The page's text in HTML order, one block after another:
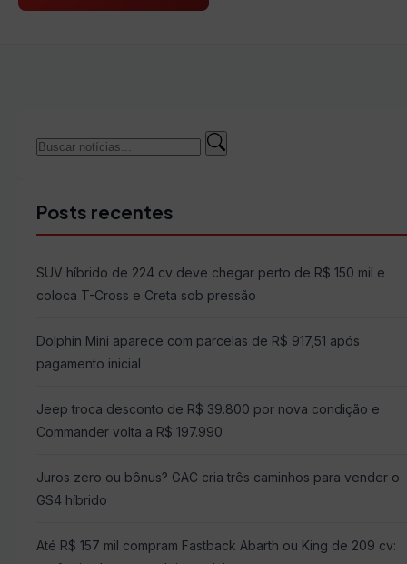
Buscar
Buscar
Posts recentes
SUV híbrido de 224 cv deve chegar perto de R$ 150 mil e
coloca T-Cross e Creta sob pressão
Dolphin Mini aparece com parcelas de R$ 917,51 após
pagamento inicial
Jeep troca desconto de R$ 39.800 por nova condição e
Commander volta a R$ 197.990
Juros zero ou bônus? GAC cria três caminhos para vender o
GS4 híbrido
Até R$ 157 mil compram Fastback Abarth ou King de 209 cv: